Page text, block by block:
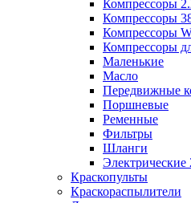
Компрессоры
Компрессоры
Компрессоры
Компрессоры
Маленькие
Масло
Передвижные
Поршневые
Ременные
Фильтры
Шланги
Электрические
Краскопульты
Краскораспылители